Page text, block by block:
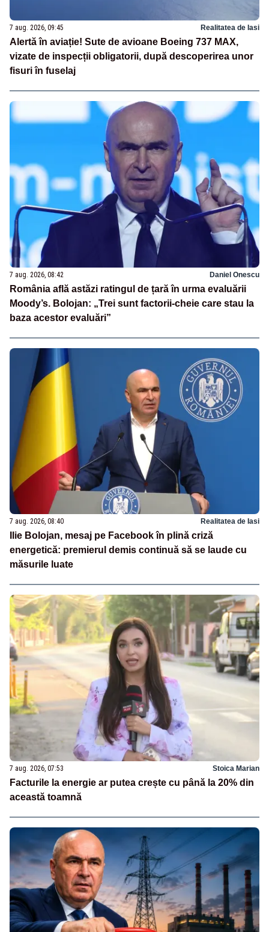
7 aug. 2026, 09:45 Realitatea de Iasi
Alertă în aviație! Sute de avioane Boeing 737 MAX,
vizate de inspecții obligatorii, după descoperirea unor
fisuri în fuselaj
7 aug. 2026, 08:42 Daniel Onescu
România află astăzi ratingul de țară în urma evaluării
Moody’s. Bolojan: „Trei sunt factorii-cheie care stau la
baza acestor evaluări”
7 aug. 2026, 08:40 Realitatea de Iasi
Ilie Bolojan, mesaj pe Facebook în plină criză
energetică: premierul demis continuă să se laude cu
măsurile luate
7 aug. 2026, 07:53 Stoica Marian
Facturile la energie ar putea crește cu până la 20% din
această toamnă